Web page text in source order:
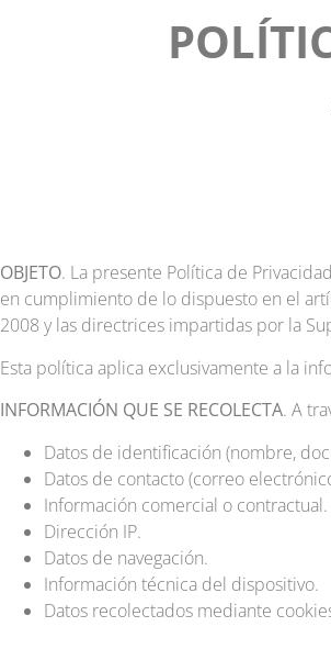
OBJETO. La presente Política de
en cumplimiento de lo dispuesto en el
2008 y las directrices impartidas por la
Esta política aplica exclusivamente a la
INFORMACIÓN QUE SE RECOLECTA. A
Datos de identificación (nombre,
Datos de contacto (correo
Información comercial o contractual.
Dirección IP.
Datos de navegación.
Información técnica del dispositivo.
Datos recolectados mediante